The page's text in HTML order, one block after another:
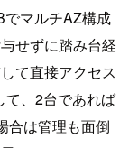
マルチAZ構成
せずに踏み台経
て直接アクセス
て、2台であれば
合は管理も面倒